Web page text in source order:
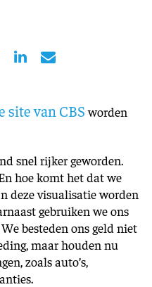
site van CBSworden
snel rijker geworden.
hoe komt het dat we
deze visualisatie worden
gebruiken we ons
besteden ons geld niet
maar houden nu
zoals auto’s,